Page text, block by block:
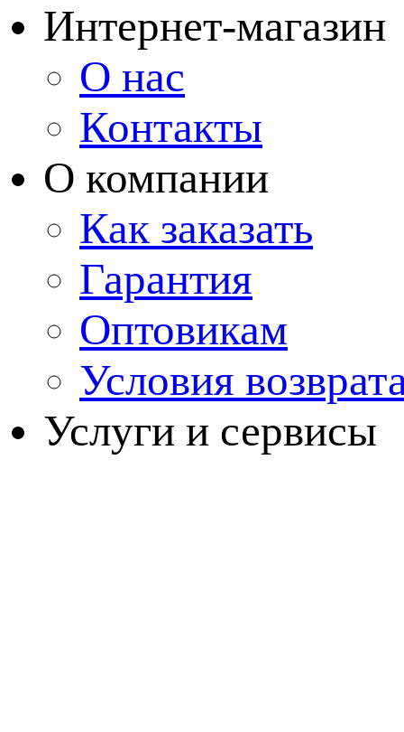
Интернет-магазин
О нас
Контакты
О компании
Как заказать
Гарантия
Оптовикам
Условия
Услуги и сервисы